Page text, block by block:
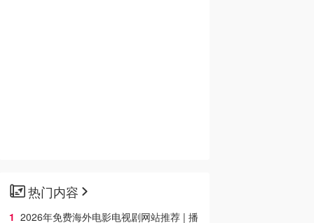
热门内容
2026年免费海外电影电视剧网站推荐 | 播